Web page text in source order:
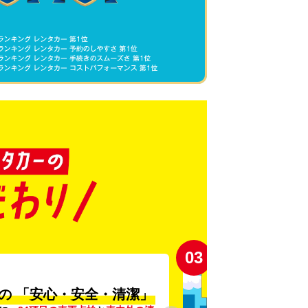
「安心・安全・清潔」
03